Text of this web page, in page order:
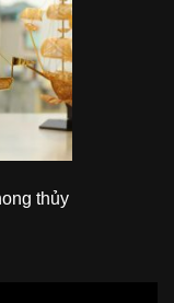
thủy